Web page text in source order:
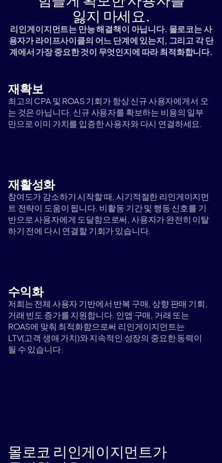
잃지 마세요.
리인게이지먼트는 만능 해결책이 아닙니다. 몰로코는 사
용자가 라이프사이클의 어느 단계에 있는지, 그리고 각 단
계에서 가장 중요한 것이 무엇인지에 따라 최적화합니다.
재확보
최고의 CPA 및 ROAS 기회가 항상 신규 사용자에게서 오
는 것은 아닙니다. 신규 사용자를 확보하는 비용의 일부
만으로 이미 가치를 입증한 사용자와 다시 연결하세요.
재활성화
참여도가 감소하기 시작할 때, 시기적절한 리인게이지먼
트 전략이 도움이 됩니다. 비활동 기간 및 행동 신호를 기
반으로 사용자에게 도달함으로써, 사용자가 완전히 이탈
하기 전에 다시 연결할 기회가 있습니다.
수익화
저희는 전체 사용자 기반에서 반복 구매, 상향 판매 기회,
거래 빈도 증가를 지원합니다. 인앱 구매, 거래 또는
ROAS에 맞춰 최적화함으로써 리인게이지먼트는
LTV(고객 생애 가치)와 지속적인 성장의 중요한 동력이
될 수 있습니다.
몰로코 리인게이지먼트가